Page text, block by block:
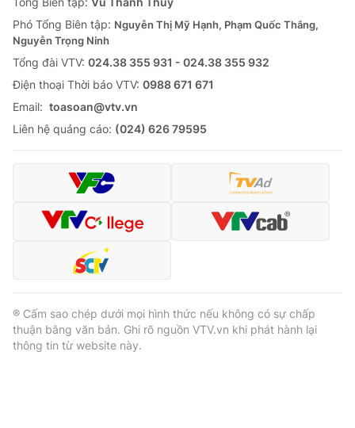
Phó Tổng Biên tập: Nguyễn Thị Mỹ Hạnh, Phạm Quốc Thắng,
Nguyễn Trọng Ninh
Tổng đài VTV: 024.38 355 931 - 024.38 355 932
Ðiện thoại Thời báo VTV: 0988 671 671
Email: toasoan@vtv.vn
Liên hệ quảng cáo: (024) 626 79595
® Cấm sao chép dưới mọi hình thức nếu không có sự chấp
thuận bằng văn bản. Ghi rõ nguồn VTV.vn khi phát hành lại
thông tin từ website này.